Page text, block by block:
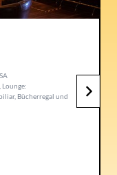
GmbH ·
aus
Bier". Ein Mann